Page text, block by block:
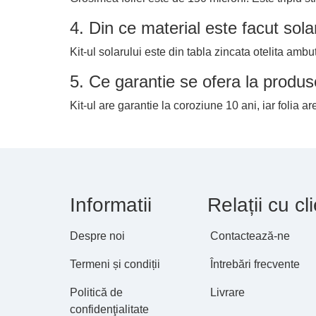
4. Din ce material este facut
Kit-ul solarului este din tabla zincata otelita
5. Ce garantie se ofera la
Kit-ul are garantie la coroziune 10 ani, iar folia
Informatii
Despre noi
Termeni și condiții
Politică de
confidenţialitate
Relații cu
Contactează-ne
Întrebări frecvente
Livrare